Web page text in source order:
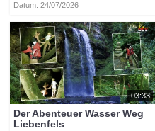
Datum: 24/07/2026
03:33
Der Abenteuer Wasser Weg
Liebenfels